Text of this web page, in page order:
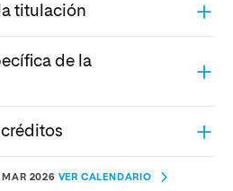
titulación
de la
MAR 2026 VER CALENDARIO